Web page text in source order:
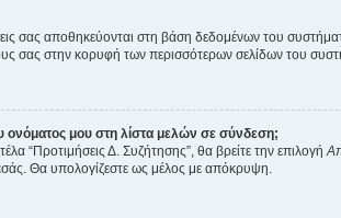
σας αποθηκεύονται στη βάση δεδομένων του
στην κορυφή των περισσότερων σελίδων του
μου στη λίστα μελών σε σύνδεση;
“Προτιμήσεις Δ. Συζήτησης”, θα βρείτε την επιλογή
Θα υπολογίζεστε ως μέλος με απόκρυψη.